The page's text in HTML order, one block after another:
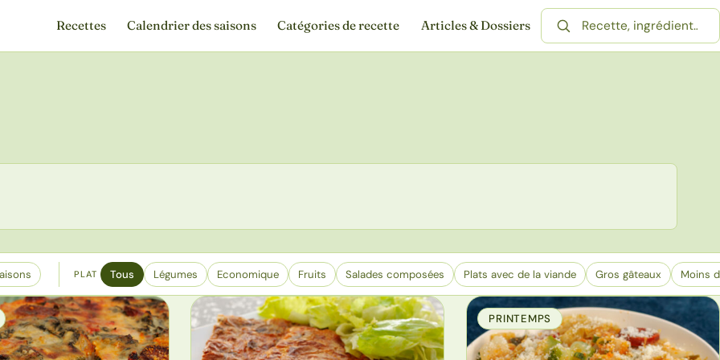
Recettes Calendrier des saisons Catégories de recette Articles & Dossiers
Rechercher une recette
PLAT Tous Légumes Economique Fruits Salades composées Plats avec de la viande Gros gâteaux Moins
PRINTEMPS